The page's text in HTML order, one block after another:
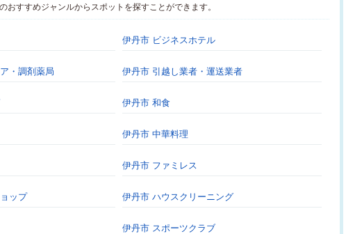
おすすめジャンルからスポットを探すことができます。
伊丹市 ビジネスホテル
・調剤薬局 伊丹市 引越し業者・運送業者
伊丹市 和食
伊丹市 中華料理
伊丹市 ファミレス
ップ 伊丹市 ハウスクリーニング
伊丹市 スポーツクラブ